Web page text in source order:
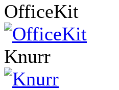
OfficeKit
Knurr